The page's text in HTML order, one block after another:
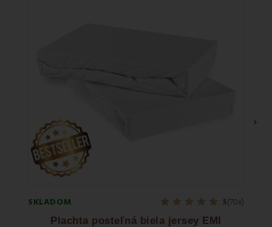
SKLADOM 5(70x)
Plachta posteľná biela jersey EMI
›